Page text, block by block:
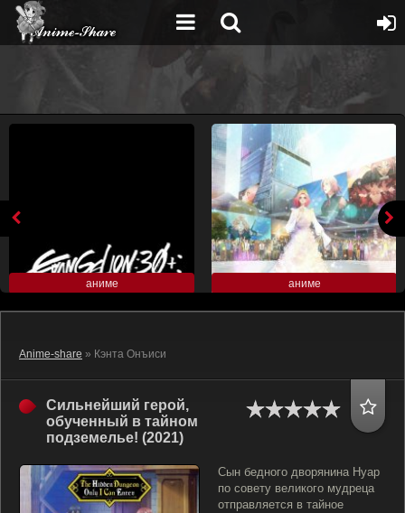
аниме аниме
Anime-share » Кэнта Онъиси
Сильнейший герой,
обученный в тайном
подземелье! (2021)
Сын бедного дворянина Нуар
по совету великого мудреца
отправляется в тайное